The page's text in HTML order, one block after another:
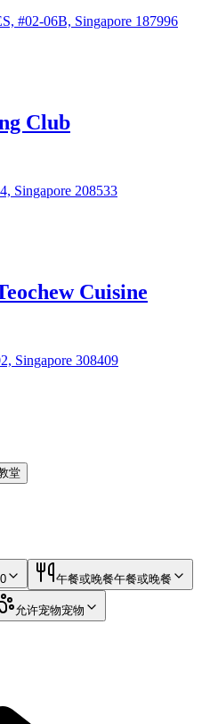
#02-06B, Singapore 187996
Club
Singapore 208533
Cuisine
Singapore 308409
堂
午餐或晚餐午餐或晚餐
允许宠物宠物